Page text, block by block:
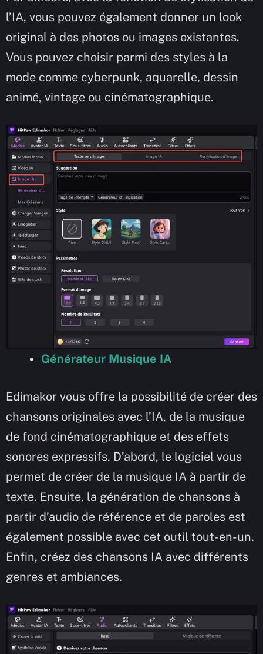
l’IA, vous pouvez également donner un look
original à des photos ou images existantes.
Vous pouvez choisir parmi des styles à la
mode comme cyberpunk, aquarelle, dessin
animé, vintage ou cinématographique.
Générateur Musique IA
Edimakor vous offre la possibilité de créer des
chansons originales avec l’IA, de la musique
de fond cinématographique et des effets
sonores expressifs. D’abord, le logiciel vous
permet de créer de la musique IA à partir de
texte. Ensuite, la génération de chansons à
partir d’audio de référence et de paroles est
également possible avec cet outil tout-en-un.
Enfin, créez des chansons IA avec différents
genres et ambiances.